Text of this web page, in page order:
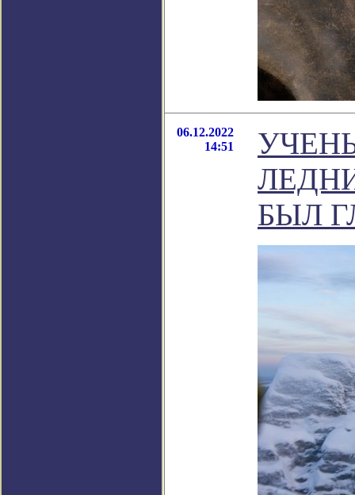
06.12.2022
14:51
БЫЛ